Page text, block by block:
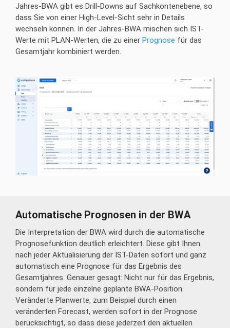
Jahres-BWA gibt es Drill-Downs auf Sachkontenebene, so
dass Sie von einer High-Level-Sicht sehr in Details
wechseln können. In der Jahres-BWA mischen sich IST-
Werte mit PLAN-Werten, die zu einer Prognose für das
Gesamtjahr kombiniert werden.
Automatische Prognosen in der BWA
Die Interpretation der BWA wird durch die automatische
Prognosefunktion deutlich erleichtert. Diese gibt Ihnen
nach jeder Aktualisierung der IST-Daten sofort und ganz
automatisch eine Prognose für das Ergebnis des
Gesamtjahres. Genauer gesagt: Nicht nur für das Ergebnis,
sondern für jede einzelne geplante BWA-Position.
Veränderte Planwerte, zum Beispiel durch einen
veränderten Forecast, werden sofort in der Prognose
berücksichtigt, so dass diese jederzeit den aktuellen